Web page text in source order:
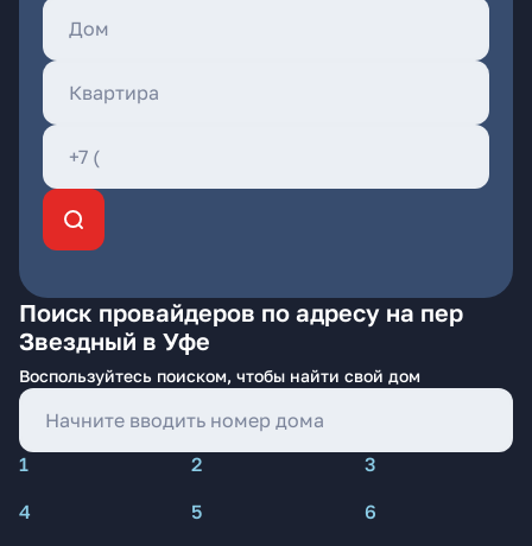
Поиск провайдеров по адресу на пер
Звездный в Уфе
Воспользуйтесь поиском, чтобы найти свой дом
1 2
3
4
5
6